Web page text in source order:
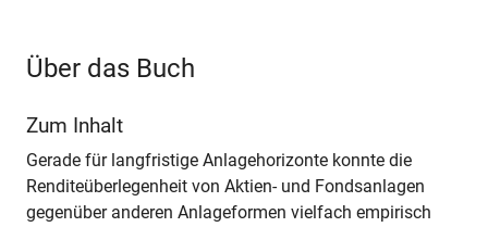
Über das Buch
Zum Inhalt
Gerade für langfristige Anlagehorizonte konnte die
Renditeüberlegenheit von Aktien- und Fondsanlagen
gegenüber anderen Anlageformen vielfach empirisch